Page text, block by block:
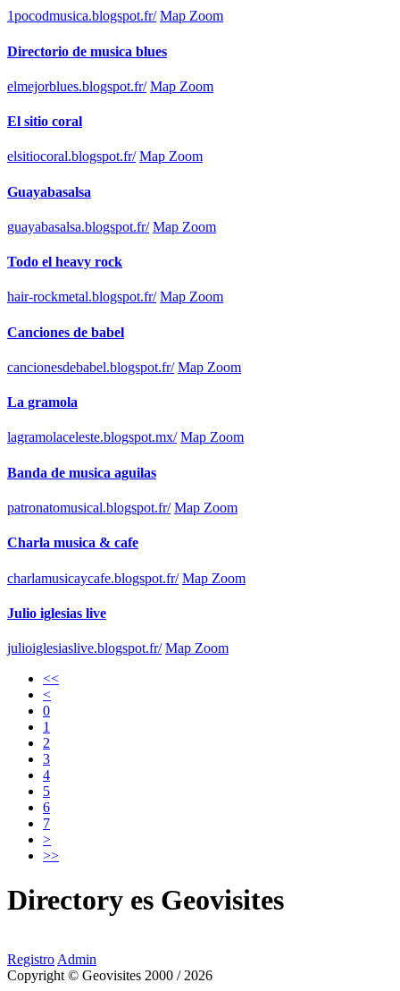
1pocodmusica.blogspot.fr/ Map Zoom
Directorio de musica blues
elmejorblues.blogspot.fr/ Map Zoom
El sitio coral
elsitiocoral.blogspot.fr/ Map Zoom
Guayabasalsa
guayabasalsa.blogspot.fr/ Map Zoom
Todo el heavy rock
hair-rockmetal.blogspot.fr/ Map Zoom
Canciones de babel
cancionesdebabel.blogspot.fr/ Map Zoom
La gramola
lagramolaceleste.blogspot.mx/ Map Zoom
Banda de musica aguilas
patronatomusical.blogspot.fr/ Map Zoom
Charla musica & cafe
charlamusicaycafe.blogspot.fr/ Map Zoom
Julio iglesias live
julioiglesiaslive.blogspot.fr/ Map Zoom
<<
<
0
1
2
3
4
5
6
7
>
>>
Directory es Geovisites
Registro Admin
Copyright © Geovisites 2000 / 2026